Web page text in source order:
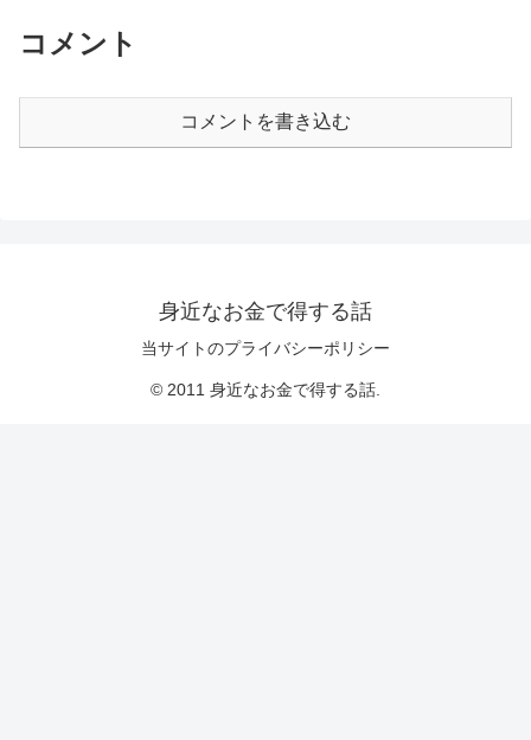
コメント
コメントを書き込む
身近なお金で得する話
当サイトのプライバシーポリシー
© 2011 身近なお金で得する話.